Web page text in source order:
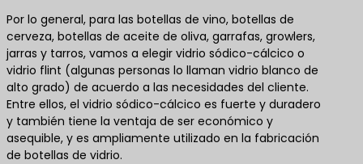
Por lo general, para las botellas de vino, botellas de
cerveza, botellas de aceite de oliva, garrafas, growlers,
jarras y tarros, vamos a elegir vidrio sódico-cálcico o
vidrio flint (algunas personas lo llaman vidrio blanco de
alto grado) de acuerdo a las necesidades del cliente.
Entre ellos, el vidrio sódico-cálcico es fuerte y duradero
y también tiene la ventaja de ser económico y
asequible, y es ampliamente utilizado en la fabricación
de botellas de vidrio.